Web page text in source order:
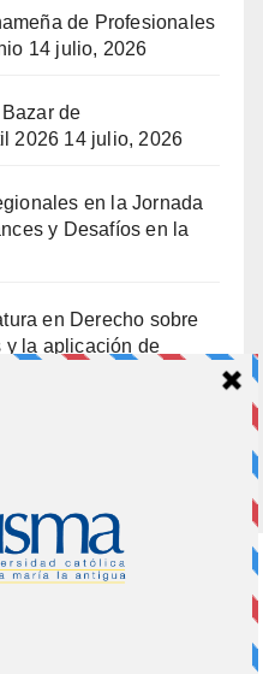
de Profesionales
14 julio, 2026
de
2026 14 julio, 2026
en la Jornada
y Desafíos en la
en Derecho sobre
y la aplicación de